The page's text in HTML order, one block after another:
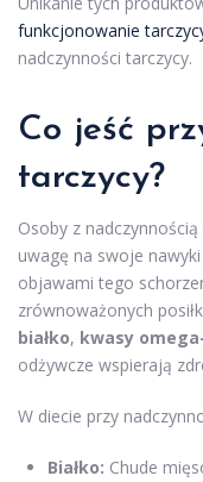
funkcjonowanie
nadczynności tarczycy.
Co jeść
tarczycy?
Osoby z
uwagę na swoje
objawami tego
zrównoważonych
białko, kwasy
odżywcze wspierają
W diecie przy
Białko: Chude